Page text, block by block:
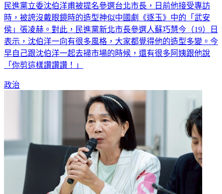
民進黨立委沈伯洋甫被提名參選台北市長，日前他接受專訪
時，被誇沒戴眼鏡時的造型神似中國劇《逐玉》中的「武安
侯」張凌赫。對此，民進黨新北市長參選人蘇巧慧今（19）日
表示，沈伯洋一向有很多風格，大家都覺得他的造型多變。今
早自己跟沈伯洋一起去掃市場的時候，還有很多阿姨跟他說
「你剪這樣讚讚讚！」
政治